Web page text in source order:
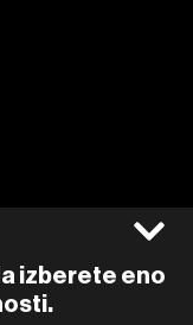
izberete eno